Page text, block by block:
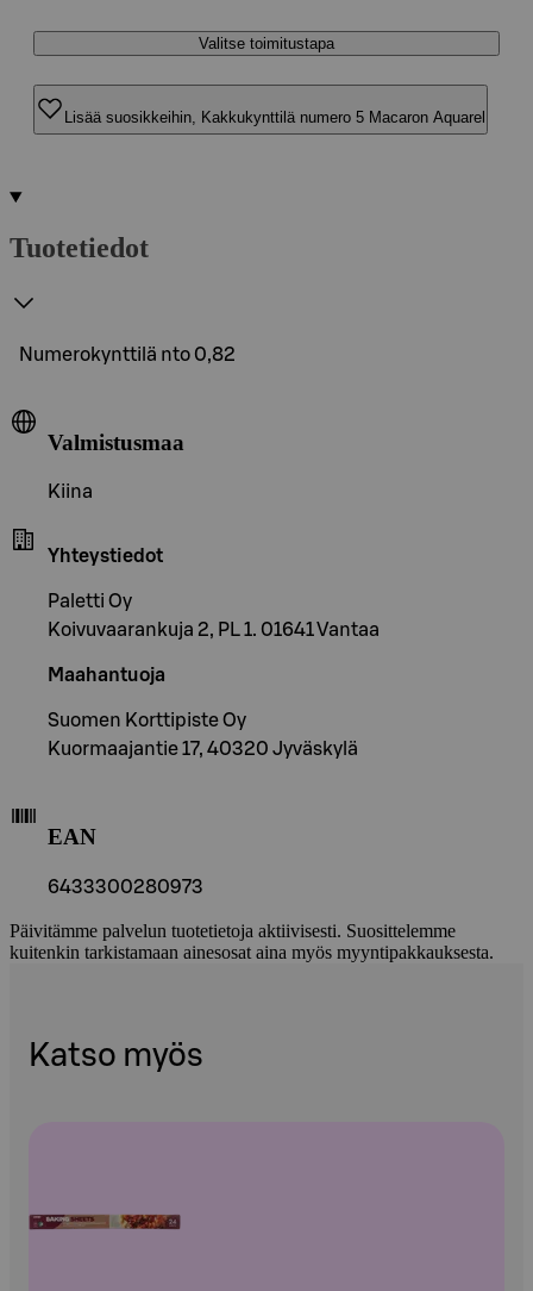
Valitse toimitustapa
Lisää suosikkeihin, Kakkukynttilä numero 5 Macaron Aquarel
Tuotetiedot
Numerokynttilä nto 0,82
Valmistusmaa
Kiina
Yhteystiedot
Paletti Oy
Koivuvaarankuja 2, PL 1. 01641 Vantaa
Maahantuoja
Suomen Korttipiste Oy
Kuormaajantie 17, 40320 Jyväskylä
EAN
6433300280973
Päivitämme palvelun tuotetietoja aktiivisesti. Suosittelemme
kuitenkin tarkistamaan ainesosat aina myös myyntipakkauksesta.
Katso myös